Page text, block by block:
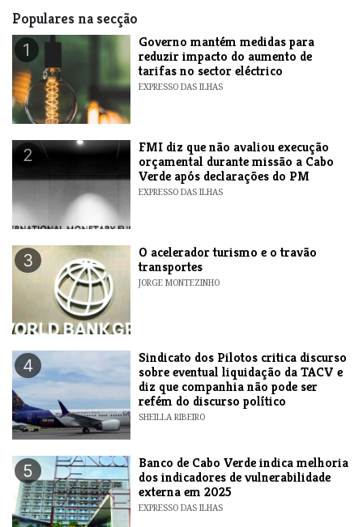
Populares na secção
1
Governo mantém medidas para
reduzir impacto do aumento de
tarifas no sector eléctrico
EXPRESSO DAS ILHAS
2
FMI diz que não avaliou execução
orçamental durante missão a Cabo
Verde após declarações do PM
EXPRESSO DAS ILHAS
3
O acelerador turismo e o travão
transportes
JORGE MONTEZINHO
4
Sindicato dos Pilotos critica discurso
sobre eventual liquidação da TACV e
diz que companhia não pode ser
refém do discurso político
SHEILLA RIBEIRO
5
Banco de Cabo Verde indica melhoria
dos indicadores de vulnerabilidade
externa em 2025
EXPRESSO DAS ILHAS